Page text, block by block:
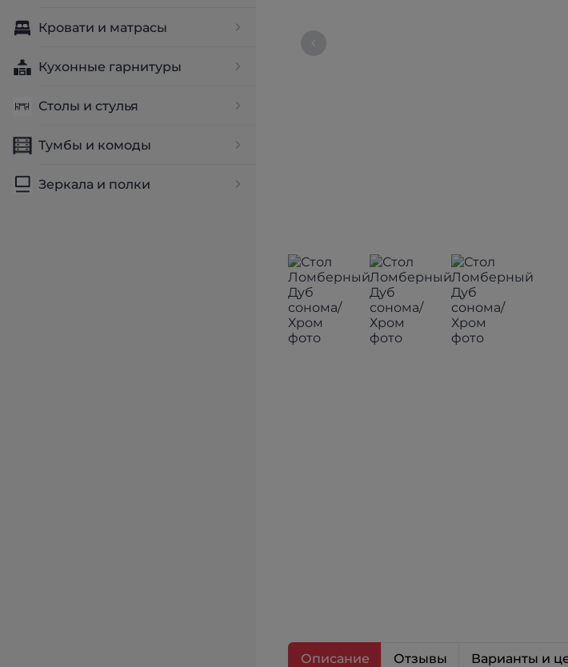
Кровати и матрасы
Кухонные гарнитуры
Столы и стулья
Тумбы и комоды
Зеркала и полки
Описание Отзывы Варианты и